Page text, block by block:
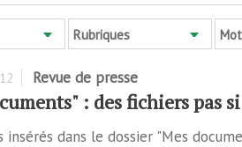
Rubriques
Revue de presse
: des fichiers pas
insérés dans le dossier "Mes